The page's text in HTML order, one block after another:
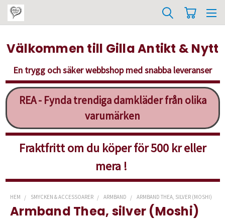
Välkommen till Gilla Antikt & Nytt
En trygg och säker webbshop med snabba leveranser
REA - Fynda trendiga damkläder från olika
varumärken
Fraktfritt om du köper för 500 kr eller
mera !
HEM SMYCKEN & ACCESSOARER ARMBAND ARMBAND THEA, SILVER (MOSHI)
Armband Thea, silver (Moshi)